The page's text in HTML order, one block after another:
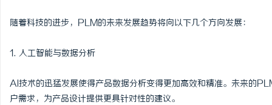
随着科技的进步，PLM的未来发展趋势将向以下几个方向发展：
1. 人工智能与数据分析
AI技术的迅猛发展使得产品数据分析变得更加高效和精准。未来的
户需求，为产品设计提供更具针对性的建议。